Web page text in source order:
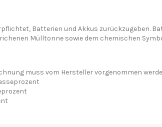
Batterien und Akkus zurückzugeben.
Mülltonne sowie dem chemischen
muss vom Hersteller vorgenommen